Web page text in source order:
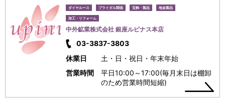
ダイヤルース ブライダル関係 宝飾・製品 地金製品
加工・リフォーム
中外鉱業株式会社 銀座ルピナス本店
03-3837-3803
休業日
土・日・祝日・年末年始
営業時間
平日10:00～17:00(毎月末日は棚卸
のため営業時間短縮)